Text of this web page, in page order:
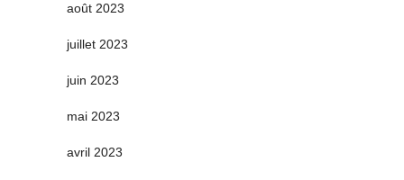
août 2023
juillet 2023
juin 2023
mai 2023
avril 2023